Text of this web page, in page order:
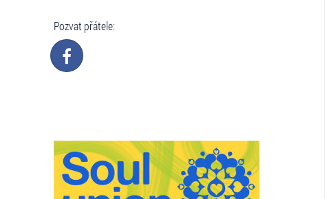
Pozvat přátele: